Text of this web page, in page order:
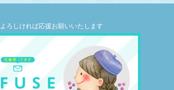
よろしければ応援お願いいたします